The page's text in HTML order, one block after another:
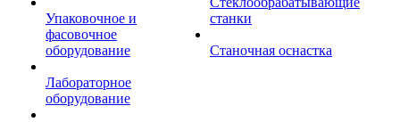
Упаковочное и
фасовочное
оборудование
Лабораторное
оборудование
станки
Станочная оснастка